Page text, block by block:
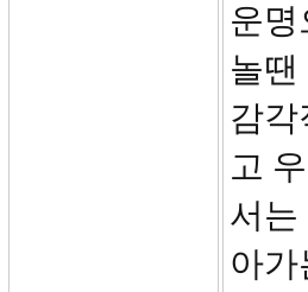
운
놀땐
감각
고
서는
아